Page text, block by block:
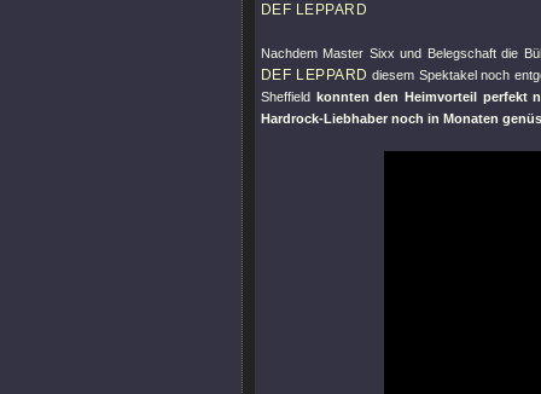
DEF LEPPARD
Nachdem Master Sixx und Belegschaft die
DEF LEPPARD diesem Spektakel noch
Sheffield konnten den Heimvorteil perfekt
Hardrock-Liebhaber noch in Monaten